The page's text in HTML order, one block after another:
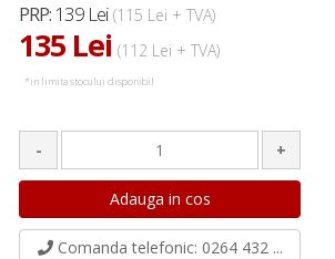
PRP: 139 Lei (115 Lei + TVA)
135 Lei (112 Lei + TVA)
*in limita stocului disponibil
- +
Comanda telefonic: 0264 432 ...